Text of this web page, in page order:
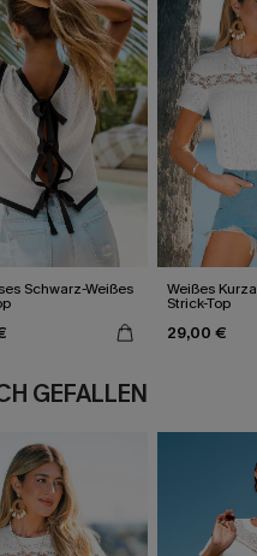
Schwarz-Weißes Weißes
Strick-Top
29,00 €
GEFALLEN